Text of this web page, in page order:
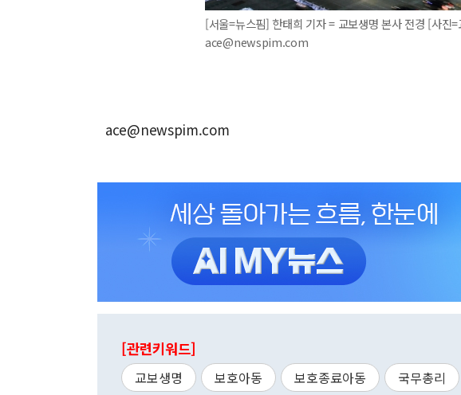
[서울=뉴스핌] 한태희 기자 = 교보생명 본사 전경 [사진
ace@newspim.com
ace@newspim.com
[관련키워드]
교보생명 보호아동 보호종료아동 국무총리